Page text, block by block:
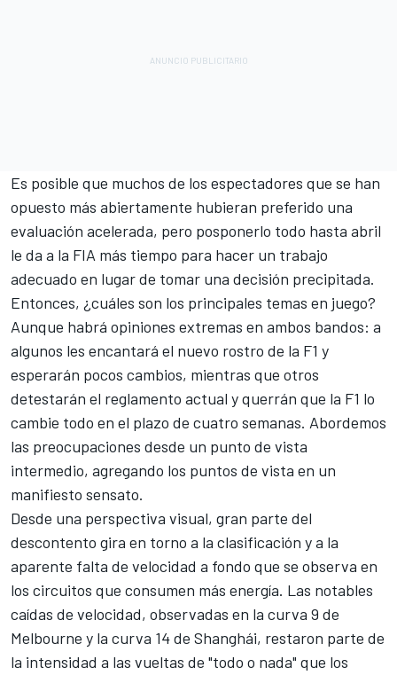
Es posible que muchos de los espectadores que se han
opuesto más abiertamente hubieran preferido una
evaluación acelerada, pero posponerlo todo hasta abril
le da a la FIA más tiempo para hacer un trabajo
adecuado en lugar de tomar una decisión precipitada.
Entonces, ¿cuáles son los principales temas en juego?
Aunque habrá opiniones extremas en ambos bandos: a
algunos les encantará el nuevo rostro de la F1 y
esperarán pocos cambios, mientras que otros
detestarán el reglamento actual y querrán que la F1 lo
cambie todo en el plazo de cuatro semanas. Abordemos
las preocupaciones desde un punto de vista
intermedio, agregando los puntos de vista en un
manifiesto sensato.
Desde una perspectiva visual, gran parte del
descontento gira en torno a la clasificación y a la
aparente falta de velocidad a fondo que se observa en
los circuitos que consumen más energía. Las notables
caídas de velocidad, observadas en la curva 9 de
Melbourne y la curva 14 de Shanghái, restaron parte de
la intensidad a las vueltas de "todo o nada" que los